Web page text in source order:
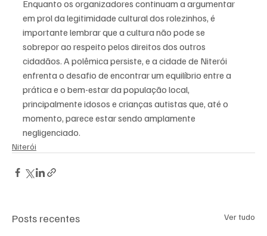
Enquanto os organizadores continuam a argumentar
em prol da legitimidade cultural dos rolezinhos, é
importante lembrar que a cultura não pode se
sobrepor ao respeito pelos direitos dos outros
cidadãos. A polêmica persiste, e a cidade de Niterói
enfrenta o desafio de encontrar um equilíbrio entre a
prática e o bem-estar da população local,
principalmente idosos e crianças autistas que, até o
momento, parece estar sendo amplamente
negligenciado.
Niterói
Posts recentes Ver tudo